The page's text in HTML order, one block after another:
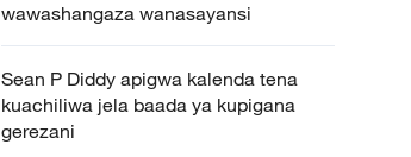
wawashangaza wanasayansi
Sean P Diddy apigwa kalenda tena
kuachiliwa jela baada ya kupigana
gerezani